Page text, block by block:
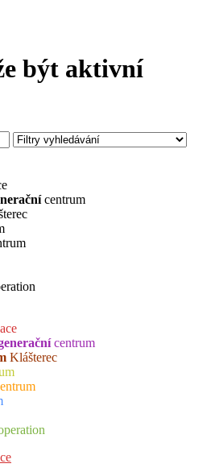
být aktivní
centrum
centrum
Klášterec